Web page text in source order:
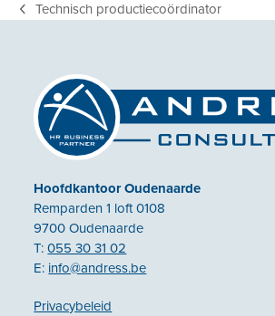
previous
Technisch productiecoördinator
Hoofdkantoor Oudenaarde
Remparden 1 loft 0108
9700 Oudenaarde
T:055 30 31 02
E: info@andress.be
Privacybeleid